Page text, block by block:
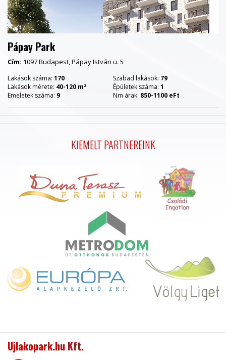
Pápay Park
Cím: 1097 Budapest, Pápay István u. 5
Lakások száma: 170 Szabad lakások: 79
Lakások mérete: 40-120 m2 Épületek száma: 1
Emeletek száma: 9 Nm árak: 850-1100 eFt
KIEMELT PARTNEREINK
Ujlakopark.hu Kft.